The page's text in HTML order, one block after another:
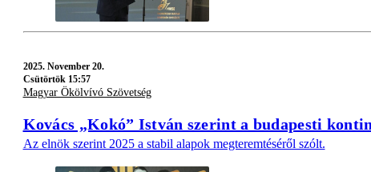
2025. November 20.
Csütörtök 15:57
Magyar Ökölvívó Szövetség
Kovács „Kokó” István szerint a budapesti
Az elnök szerint 2025 a stabil alapok megteremtéséről szólt.